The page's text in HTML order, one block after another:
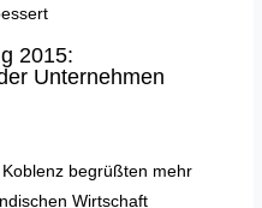
2015:
Unternehmen